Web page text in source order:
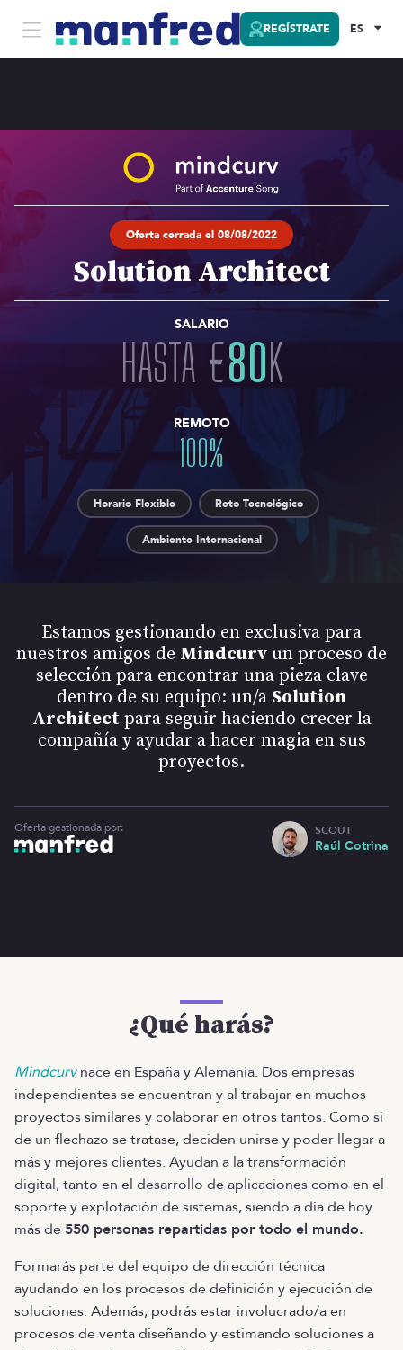
REGÍSTRATE ES
Oferta cerrada el 08/08/2022
Solution Architect
SALARIO
HASTA€80K
REMOTO
100%
Horario Flexible Reto Tecnológico
Ambiente Internacional
Estamos gestionando en exclusiva para
nuestros amigos de Mindcurv un proceso de
selección para encontrar una pieza clave
dentro de su equipo: un/a Solution
Architectpara seguir haciendo crecer la
compañía y ayudar a hacer magia en sus
proyectos.
Oferta gestionada por: SCOUT
Raúl Cotrina
¿Qué harás?
Mindcurvnace en España y Alemania. Dos empresas
independientes se encuentran y al trabajar en muchos
proyectos similares y colaborar en otros tantos. Como si
de un flechazo se tratase, deciden unirse y poder llegar a
más y mejores clientes. Ayudan a la transformación
digital, tanto en el desarrollo de aplicaciones como en el
soporte y explotación de sistemas, siendo a día de hoy
más de 550 personas repartidas por todo el mundo.
Formarás parte del equipo de dirección técnica
ayudando en los procesos de definición y ejecución de
soluciones. Además, podrás estar involucrado/a en
procesos de venta diseñando y estimando soluciones a